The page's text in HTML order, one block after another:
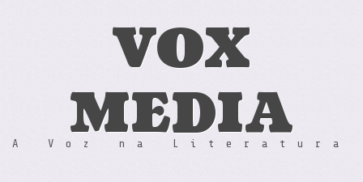
VOX
MEDIA
A Voz na Literatura